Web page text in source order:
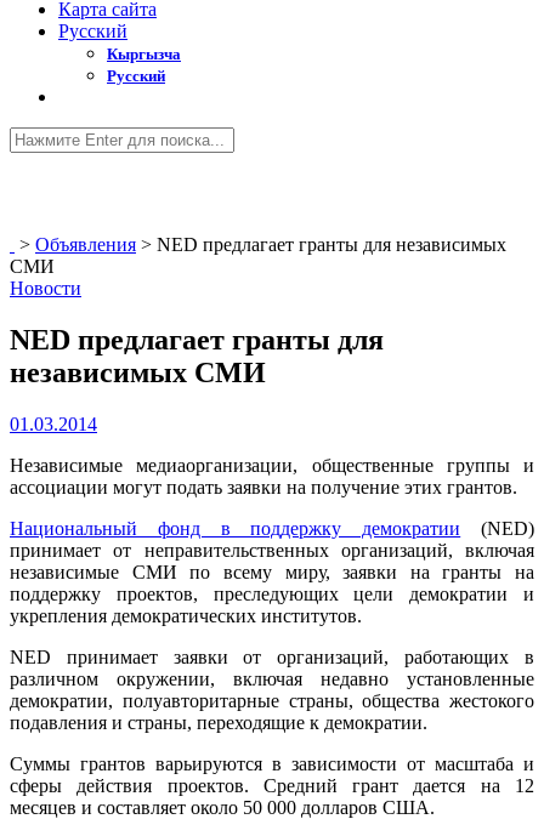
Карта сайта
Русский
Кыргызча
Русский
> Объявления > NED предлагает гранты для независимых
СМИ
Новости
NED предлагает гранты для
независимых СМИ
01.03.2014
Независимые медиаорганизации, общественные группы и
ассоциации могут подать заявки на получение этих грантов.
Национальный фонд в поддержку демократии (NED)
принимает от неправительственных организаций, включая
независимые СМИ по всему миру, заявки на гранты на
поддержку проектов, преследующих цели демократии и
укрепления демократических институтов.
NED принимает заявки от организаций, работающих в
различном окружении, включая недавно установленные
демократии, полуавторитарные страны, общества жестокого
подавления и страны, переходящие к демократии.
Суммы грантов варьируются в зависимости от масштаба и
сферы действия проектов. Средний грант дается на 12
месяцев и составляет около 50 000 долларов США.